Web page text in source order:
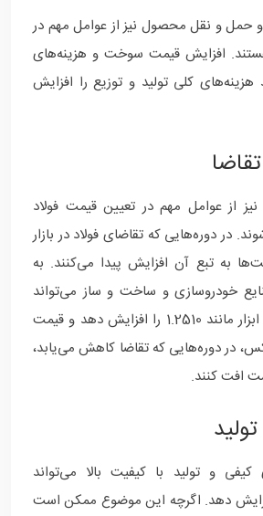
حمل و نقل محصول نیز از عوامل مهم در
افزایش قیمت سوخت و هزینه‌های
کلی تولید و توزیع را افزایش
نیز از عوامل مهم در تعیین قیمت فولاد
در دوره‌هایی که تقاضای فولاد در بازار
به تبع آن افزایش پیدا می‌کنند. به
خودروسازی و ساخت و ساز می‌تواند
تقاضا برای فولادهای ابزار مانند 1.2510 را افزایش دهد و قیمت
در دوره‌هایی که تقاضا کاهش می‌یابد،
افت کنند.
کیفی و تولید با کیفیت بالا می‌تواند
دهد. اگرچه این موضوع ممکن است